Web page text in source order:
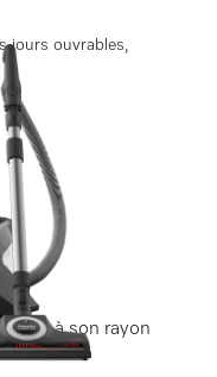
jours ouvrables,
à son rayon